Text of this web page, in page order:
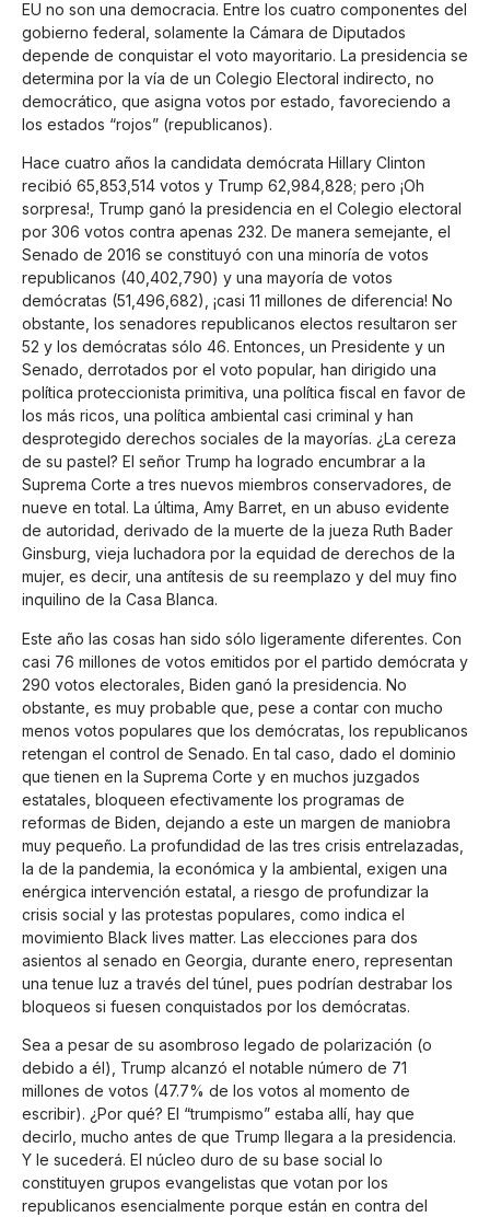
EU no son una democracia. Entre los cuatro componentes del
gobierno federal, solamente la Cámara de Diputados
depende de conquistar el voto mayoritario. La presidencia se
determina por la vía de un Colegio Electoral indirecto, no
democrático, que asigna votos por estado, favoreciendo a
los estados “rojos” (republicanos).
Hace cuatro años la candidata demócrata Hillary Clinton
recibió 65,853,514 votos y Trump 62,984,828; pero ¡Oh
sorpresa!, Trump ganó la presidencia en el Colegio electoral
por 306 votos contra apenas 232. De manera semejante, el
Senado de 2016 se constituyó con una minoría de votos
republicanos (40,402,790) y una mayoría de votos
demócratas (51,496,682), ¡casi 11 millones de diferencia! No
obstante, los senadores republicanos electos resultaron ser
52 y los demócratas sólo 46. Entonces, un Presidente y un
Senado, derrotados por el voto popular, han dirigido una
política proteccionista primitiva, una política fiscal en favor de
los más ricos, una política ambiental casi criminal y han
desprotegido derechos sociales de la mayorías. ¿La cereza
de su pastel? El señor Trump ha logrado encumbrar a la
Suprema Corte a tres nuevos miembros conservadores, de
nueve en total. La última, Amy Barret, en un abuso evidente
de autoridad, derivado de la muerte de la jueza Ruth Bader
Ginsburg, vieja luchadora por la equidad de derechos de la
mujer, es decir, una antítesis de su reemplazo y del muy fino
inquilino de la Casa Blanca.
Este año las cosas han sido sólo ligeramente diferentes. Con
casi 76 millones de votos emitidos por el partido demócrata y
290 votos electorales, Biden ganó la presidencia. No
obstante, es muy probable que, pese a contar con mucho
menos votos populares que los demócratas, los republicanos
retengan el control de Senado. En tal caso, dado el dominio
que tienen en la Suprema Corte y en muchos juzgados
estatales, bloqueen efectivamente los programas de
reformas de Biden, dejando a este un margen de maniobra
muy pequeño. La profundidad de las tres crisis entrelazadas,
la de la pandemia, la económica y la ambiental, exigen una
enérgica intervención estatal, a riesgo de profundizar la
crisis social y las protestas populares, como indica el
movimiento Black lives matter. Las elecciones para dos
asientos al senado en Georgia, durante enero, representan
una tenue luz a través del túnel, pues podrían destrabar los
bloqueos si fuesen conquistados por los demócratas.
Sea a pesar de su asombroso legado de polarización (o
debido a él), Trump alcanzó el notable número de 71
millones de votos (47.7% de los votos al momento de
escribir). ¿Por qué? El “trumpismo” estaba allí, hay que
decirlo, mucho antes de que Trump llegara a la presidencia.
Y le sucederá. El núcleo duro de su base social lo
constituyen grupos evangelistas que votan por los
republicanos esencialmente porque están en contra del